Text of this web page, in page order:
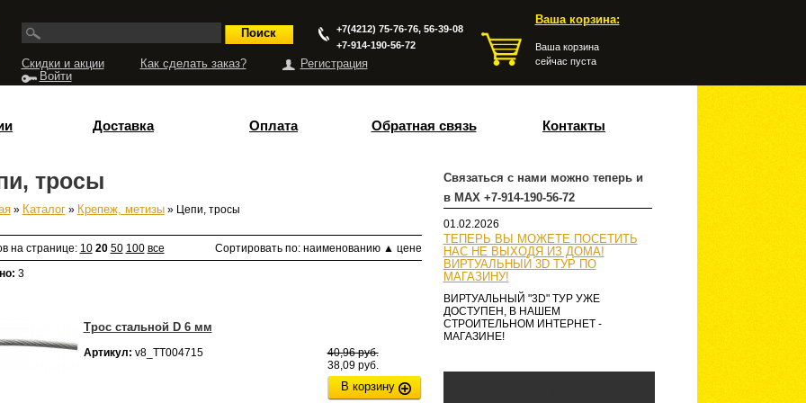
Ваша корзина:
Ваша корзина
сейчас пуста
+7(4212) 75-76-76, 56-39-08
+7-914-190-56-72
Скидки и акции Как сделать заказ?
Регистрация
Войти
Доставка Оплата Обратная связь Контакты
Связаться с нами можно теперь и
в MAX +7-914-190-56-72
01.02.2026
ТЕПЕРЬ ВЫ МОЖЕТЕ ПОСЕТИТЬ
НАС НЕ ВЫХОДЯ ИЗ ДОМА!
ВИРТУАЛЬНЫЙ 3D ТУР ПО
МАГАЗИНУ!
ВИРТУАЛЬНЫЙ "3D" ТУР УЖЕ
ДОСТУПЕН, В НАШЕМ
СТРОИТЕЛЬНОМ ИНТЕРНЕТ -
МАГАЗИНЕ!
тросы
» Каталог» Крепеж, метизы» Цепи, тросы
на странице: 10 20 50 100 все Сортировать по: наименованию ▲ цене
3
Трос стальной D 6 мм
Артикул: v8_ТТ004715
40,96 руб.
38,09 руб.
В корзину